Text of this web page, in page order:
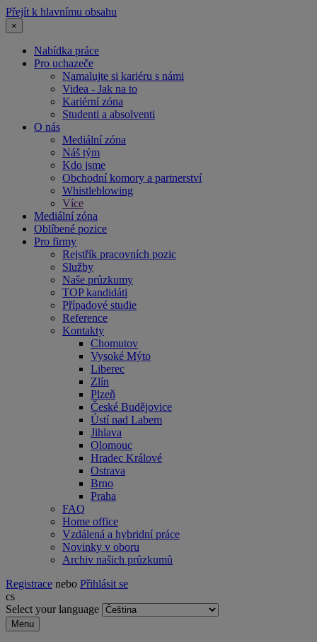
Přejít k hlavnímu obsahu
×
Nabídka práce
Pro uchazeče
Namalujte si kariéru s námi
Videa - Jak na to
Kariérní zóna
Studenti a absolventi
O nás
Mediální zóna
Náš tým
Kdo jsme
Obchodní komory a partnerství
Whistleblowing
Více
Mediální zóna
Oblíbené pozice
Pro firmy
Rejstřík pracovních pozic
Služby
Naše průzkumy
TOP kandidáti
Případové studie
Reference
Kontakty
Chomutov
Vysoké Mýto
Liberec
Zlín
Plzeň
České Budějovice
Ústí nad Labem
Jihlava
Olomouc
Hradec Králové
Ostrava
Brno
Praha
FAQ
Home office
Vzdálená a hybridní práce
Novinky v oboru
Archiv našich průzkumů
Registrace nebo Přihlásit se
cs
Select your language
Menu